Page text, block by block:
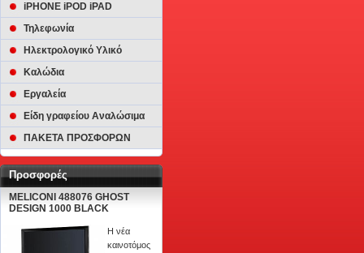
iPHONE iPOD iPAD
Τηλεφωνία
Ηλεκτρολογικό Υλικό
Καλώδια
Εργαλεία
Είδη γραφείου Αναλώσιμα
ΠΑΚΕΤΑ ΠΡΟΣΦΟΡΩΝ
Προσφορές
MELICONI 488076 GHOST
DESIGN 1000 BLACK
Η νέα
καινοτόμος